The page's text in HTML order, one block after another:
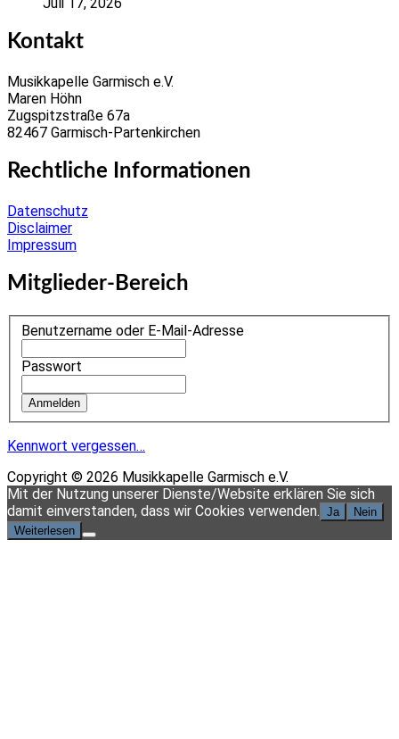
Juli 17, 2026
Kontakt
Musikkapelle Garmisch e.V.
Maren Höhn
Zugspitzstraße 67a
82467 Garmisch-Partenkirchen
Rechtliche Informationen
Datenschutz
Disclaimer
Impressum
Mitglieder-Bereich
Benutzername oder E-Mail-Adresse
Passwort
Kennwort vergessen…
Copyright © 2026 Musikkapelle Garmisch e.V.
Scroll
Up
Mit der Nutzung unserer Dienste/Website erklären Sie sich
damit einverstanden, dass wir Cookies verwenden. Ja
Nein
Weiterlesen